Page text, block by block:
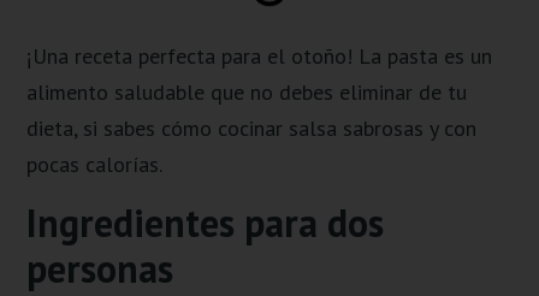
¡Una receta perfecta para el otoño! La pasta es un
alimento saludable que no debes eliminar de tu
dieta, si sabes cómo cocinar salsa sabrosas y con
pocas calorías.
Ingredientes para dos
personas